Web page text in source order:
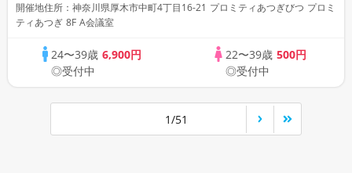
開催地住所：神奈川県厚木市中町4丁目16-21 プロミティあつぎびつ プロミ
ティあつぎ 8F A会議室
24〜39歳6,900円
◎受付中
22〜39歳 500円
◎受付中
1/51